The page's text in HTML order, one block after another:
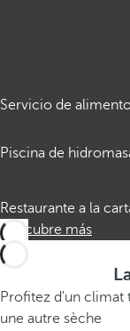
Servicio de
Piscina de
Restaurante a la
Descubre más
Profitez d'un climat
une autre sèche